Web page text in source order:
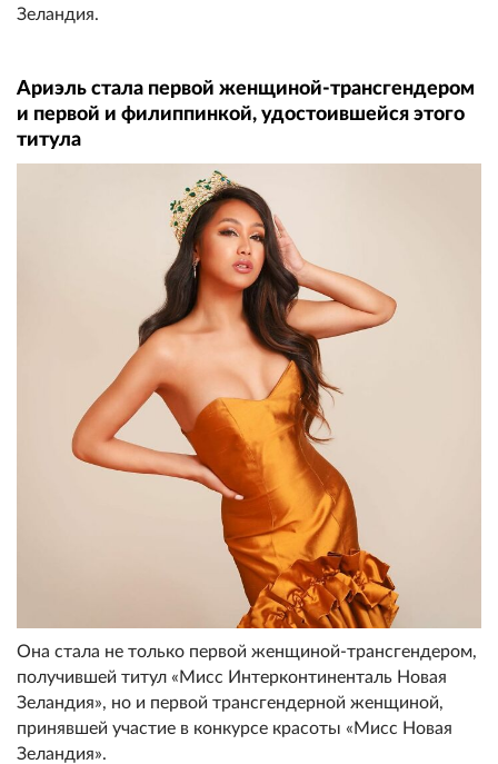
Зеландия.
Ариэль стала первой женщиной-трансгендером
и первой и филиппинкой, удостоившейся этого
титула
Она стала не только первой женщиной-трансгендером,
получившей титул «Мисс Интерконтиненталь Новая
Зеландия», но и первой трансгендерной женщиной,
принявшей участие в конкурсе красоты «Мисс Новая
Зеландия».